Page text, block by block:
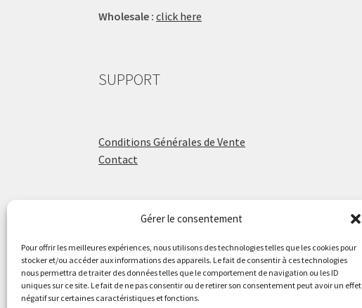
Gérer le consentement
Pour offrir les meilleures expériences, nous utilisons des technologies telles que les cookies pour
stocker et/ou accéder aux informations des appareils. Le fait de consentir à ces technologies
nous permettra de traiter des données telles que le comportement de navigation ou les ID
uniques sur ce site. Le fait de ne pas consentir ou de retirer son consentement peut avoir un effet
négatif sur certaines caractéristiques et fonctions.
Wholesale : click here
SUPPORT
Conditions Générales de Vente
Contact
ÉCOLE DE BATTERIE
Raphaël Aboulker
raphaelaboulker.com